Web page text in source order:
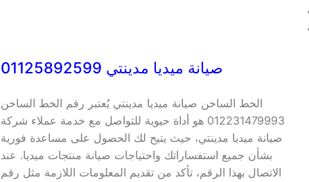
صيانة ميديا مدينتي 01125892599
الخط الساخن صيانة ميديا مدينتي يُعتبر رقم الخط الساخن
012231479993 هو أداة حيوية للتواصل مع خدمة عملاء شركة
صيانة ميديا مدينتي، حيث يتيح لك الحصول على مساعدة فورية
بشأن جميع استفساراتك واحتياجات صيانة منتجات ميديا. عند
الاتصال بهذا الرقم، تأكد من تقديم المعلومات اللازمة مثل رقم